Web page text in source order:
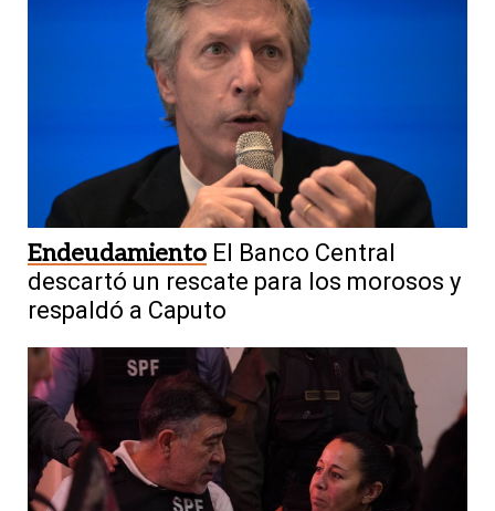
Endeudamiento El Banco Central
descartó un rescate para los morosos y
respaldó a Caputo